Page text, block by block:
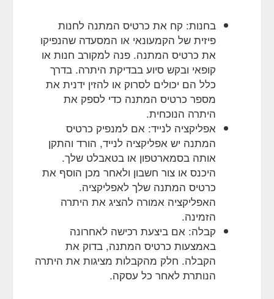
בחנות: קח את כרטיס המתנה לחנות
פיזית של הקמעונאי או המסעדה שהנפיקו
את כרטיס המתנה. פנה למקורב חנות או
קופאי ובקש סיוע בבדיקת היתרה. בדרך
כלל הם יכולים לסרוק או להזין ידנית את
מספר כרטיס המתנה כדי לספק את
היתרה הנוכחית.
אפליקציה לנייד: אם למנפיק כרטיס
המתנה יש אפליקציה לנייד, הורד והתקן
אותה בסמארטפון או בטאבלט שלך.
היכנס או צור חשבון ולאחר מכן הוסף את
כרטיס המתנה שלך לאפליקציה.
האפליקציה אמורה להציג את היתרה
הזמינה.
קבלה: אם ביצעת רכישה לאחרונה
באמצעות כרטיס המתנה, בדוק את
הקבלה. חלק מהקבלות מציגות את היתרה
הנותרת לאחר כל עסקה.